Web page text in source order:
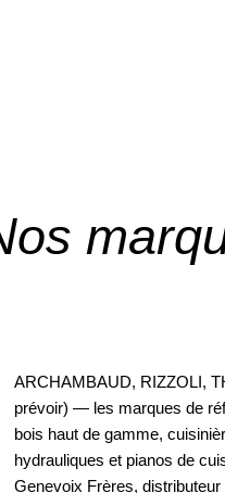
ARCHAMBAUD, RIZZOLI,
prévoir) — les marques de
bois haut de gamme,
hydrauliques et pianos de
Genevoix Frères,